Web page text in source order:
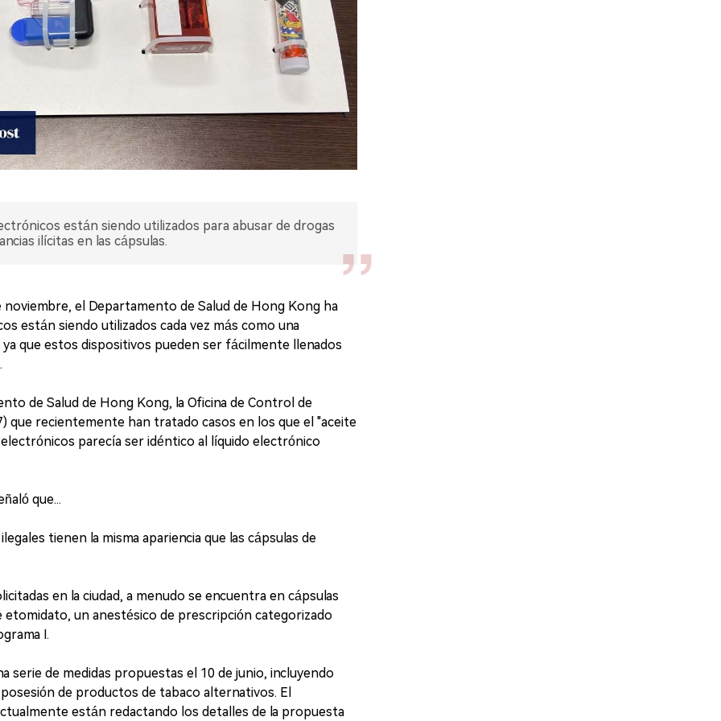
están siendo utilizados para abusar de drogas
ilícitas en las cápsulas.
el Departamento de Salud de Hong Kong ha
están siendo utilizados cada vez más como una
que estos dispositivos pueden ser fácilmente llenados
de Salud de Hong Kong, la Oficina de Control de
que recientemente han tratado casos en los que el "aceite
parecía ser idéntico al líquido electrónico
que...
tienen la misma apariencia que las cápsulas de
en la ciudad, a menudo se encuentra en cápsulas
un anestésico de prescripción categorizado
I.
serie de medidas propuestas el 10 de junio, incluyendo
de productos de tabaco alternativos. El
están redactando los detalles de la propuesta